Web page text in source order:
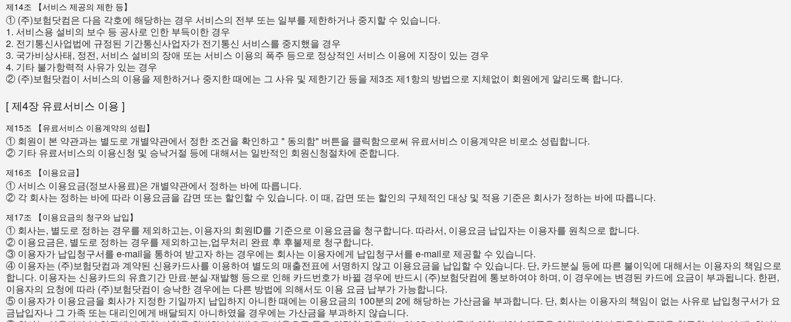
제14조 【서비스 제공의 제한 등】
① (주)보험닷컴은 다음 각호에 해당하는 경우 서비스의 전부 또는 일부를 제한하거나 중지할 수 있습니다.
1. 서비스용 설비의 보수 등 공사로 인한 부득이한 경우
2. 전기통신사업법에 규정된 기간통신사업자가 전기통신 서비스를 중지했을 경우
3. 국가비상사태, 정전, 서비스 설비의 장애 또는 서비스 이용의 폭주 등으로 정상적인 서비스 이용에 지장이 있는 경우
4. 기타 불가항력적 사유가 있는 경우
② (주)보험닷컴이 서비스의 이용을 제한하거나 중지한 때에는 그 사유 및 제한기간 등을 제3조 제1항의 방법으로 지체없이 회원에게 알리도록 합니다.
[ 제4장 유료서비스 이용 ]
제15조 【유료서비스 이용계약의 성립】
① 회원이 본 약관과는 별도로 개별약관에서 정한 조건을 확인하고 " 동의함" 버튼을 클릭함으로써 유료서비스 이용계약은 비로소 성립합니다.
② 기타 유료서비스의 이용신청 및 승낙거절 등에 대해서는 일반적인 회원신청절차에 준합니다.
제16조 【이용요금】
① 서비스 이용요금(정보사용료)은 개별약관에서 정하는 바에 따릅니다.
② 각 회사는 정하는 바에 따라 이용요금을 감면 또는 할인할 수 있습니다. 이 때, 감면 또는 할인의 구체적인 대상 및 적용 기준은 회사가 정하는 바에 따릅니다.
제17조 【이용요금의 청구와 납입】
① 회사는, 별도로 정하는 경우를 제외하고는, 이용자의 회원ID를 기준으로 이용요금을 청구합니다. 따라서, 이용요금 납입자는 이용자를 원칙으로 합니다.
② 이용요금은, 별도로 정하는 경우를 제외하고는,업무처리 완료 후 후불제로 청구합니다.
③ 이용자가 납입청구서를 e-mail을 통하여 받고자 하는 경우에는 회사는 이용자에게 납입청구서를 e-mail로 제공할 수 있습니다.
④ 이용자는 (주)보험닷컴과 계약된 신용카드사를 이용하여 별도의 매출전표에 서명하지 않고 이용요금을 납입할 수 있습니다. 단, 카드분실 등에 따른 불이익에 대해서는 이용자의 책임으로
합니다. 이용자는 신용카드의 유효기간 만료·분실·재발행 등으로 인해 카드번호가 바뀔 경우에 반드시 (주)보험닷컴에 통보하여야 하며, 이 경우에는 변경된 카드에 요금이 부과됩니다. 한편,
이용자의 요청에 따라 (주)보험닷컴이 승낙한 경우에는 다른 방법에 의해서도 이용 요금 납부가 가능합니다.
⑤ 이용자가 이용요금을 회사가 지정한 기일까지 납입하지 아니한 때에는 이용요금의 100분의 2에 해당하는 가산금을 부과합니다. 단, 회사는 이용자의 책임이 없는 사유로 납입청구서가 요
금납입자나 그 가족 또는 대리인에게 배달되지 아니하였을 경우에는 가산금을 부과하지 않습니다.